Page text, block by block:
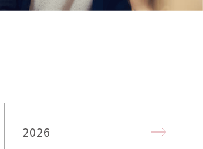
2026